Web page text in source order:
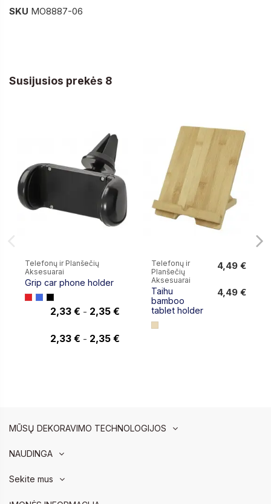
SKU MO8887-06
Susijusios prekės 8
Telefonų ir Planšečių
Aksesuarai
Grip car phone holder
2,33 € - 2,35 €
2,33 € - 2,35 €
Telefonų ir
Planšečių
Aksesuarai
Taihu
bamboo
tablet holder
4,49 €
4,49 €
MŪSŲ DEKORAVIMO TECHNOLOGIJOS
NAUDINGA
Sekite mus